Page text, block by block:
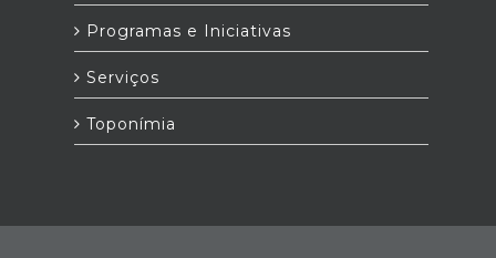
Programas e Iniciativas
Serviços
Toponímia